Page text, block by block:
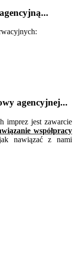
agencyjnej...
imprez jest zawarcie
współpracy
nawiązać z nami